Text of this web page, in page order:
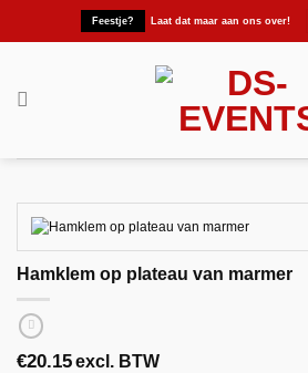
Feestje? Laat dat maar aan ons over!
Hamklem op plateau van marmer
€20.15excl. BTW